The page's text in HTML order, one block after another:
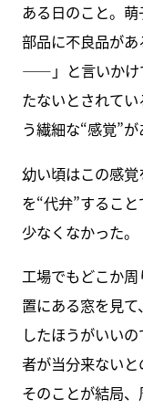
ある日のこと。
部品に不良品が
――」と言いかけ
たないとされて
う繊細な“感覚”が
幼い頃はこの感
を“代弁”するこ
少なくなかった。
工場でもどこか
置にある窓を見
したほうがいい
者が当分来ないと
そのことが結局